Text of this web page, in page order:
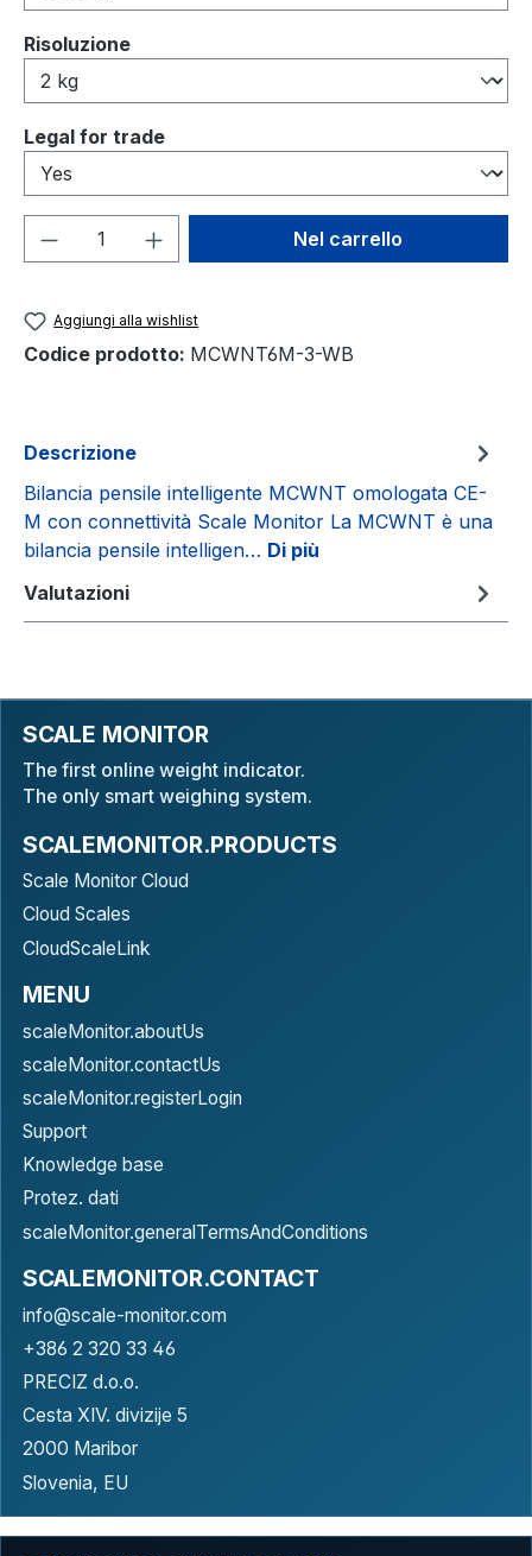
Seleziona
Risoluzione
Seleziona
Legal for trade
Quantità del prodotto: inserisci la
Nel carrello
Aggiungi alla wishlist
Codice prodotto: MCWNT6M-3-WB
Descrizione
Bilancia pensile intelligente MCWNT omologata CE-
M con connettività Scale Monitor La MCWNT è una
bilancia pensile intelligen… Di più
Valutazioni
SCALE MONITOR
The first online weight indicator.
The only smart weighing system.
SCALEMONITOR.PRODUCTS
Scale Monitor Cloud
Cloud Scales
CloudScaleLink
MENU
scaleMonitor.aboutUs
scaleMonitor.contactUs
scaleMonitor.registerLogin
Support
Knowledge base
Protez. dati
scaleMonitor.generalTermsAndConditions
SCALEMONITOR.CONTACT
info@scale-monitor.com
+386 2 320 33 46
PRECIZ d.o.o.
Cesta XIV. divizije 5
2000 Maribor
Slovenia, EU